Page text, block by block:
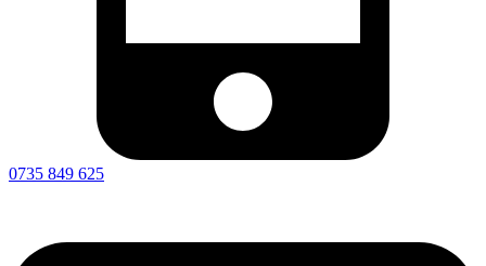
0735 849 625